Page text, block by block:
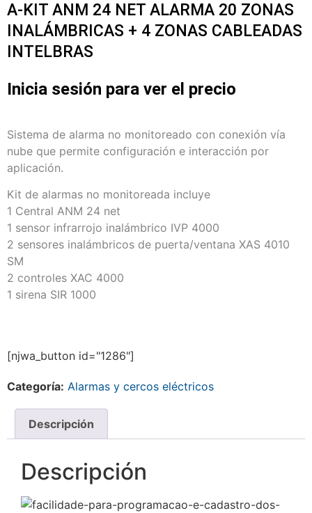
A-KIT ANM 24 NET ALARMA 20 ZONAS
INALÁMBRICAS + 4 ZONAS CABLEADAS
INTELBRAS
Inicia sesión para ver el precio
Sistema de alarma no monitoreado con conexión vía
nube que permite configuración e interacción por
aplicación.
Kit de alarmas no monitoreada incluye
1 Central ANM 24 net
1 sensor infrarrojo inalámbrico IVP 4000
2 sensores inalámbricos de puerta/ventana XAS 4010
SM
2 controles XAC 4000
1 sirena SIR 1000
[njwa_button id="1286"]
Categoría: Alarmas y cercos eléctricos
Descripción
Descripción